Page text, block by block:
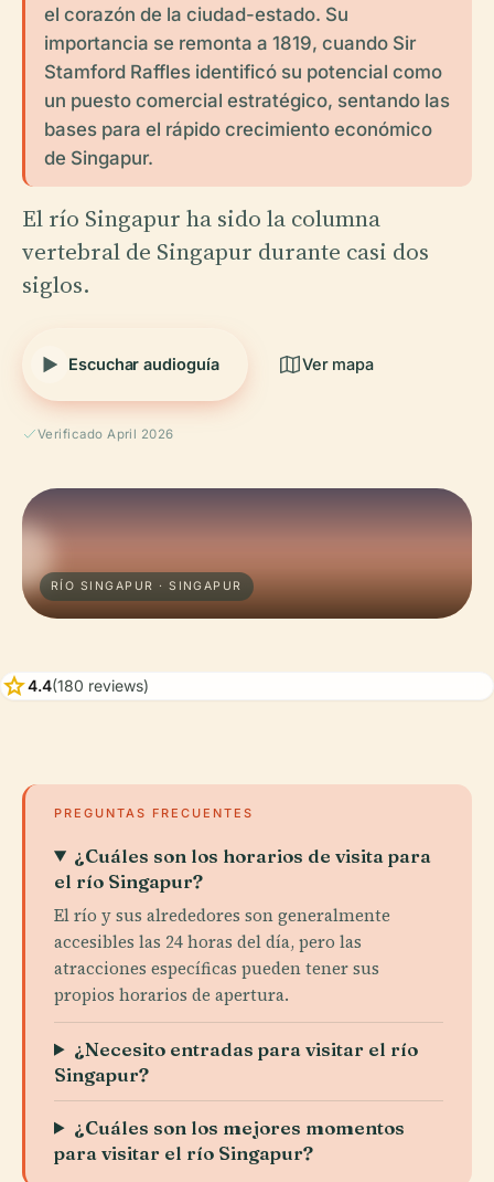
el corazón de la ciudad-estado. Su
importancia se remonta a 1819, cuando Sir
Stamford Raffles identificó su potencial como
un puesto comercial estratégico, sentando las
bases para el rápido crecimiento económico
de Singapur.
El río Singapur ha sido la columna
vertebral de Singapur durante casi dos
siglos.
Escuchar audioguía Ver mapa
Verificado April 2026
RÍO SINGAPUR · SINGAPUR
star4.4(180 reviews)
PREGUNTAS FRECUENTES
¿Cuáles son los horarios de visita para
el río Singapur?
El río y sus alrededores son generalmente
accesibles las 24 horas del día, pero las
atracciones específicas pueden tener sus
propios horarios de apertura.
¿Necesito entradas para visitar el río
Singapur?
¿Cuáles son los mejores momentos
para visitar el río Singapur?